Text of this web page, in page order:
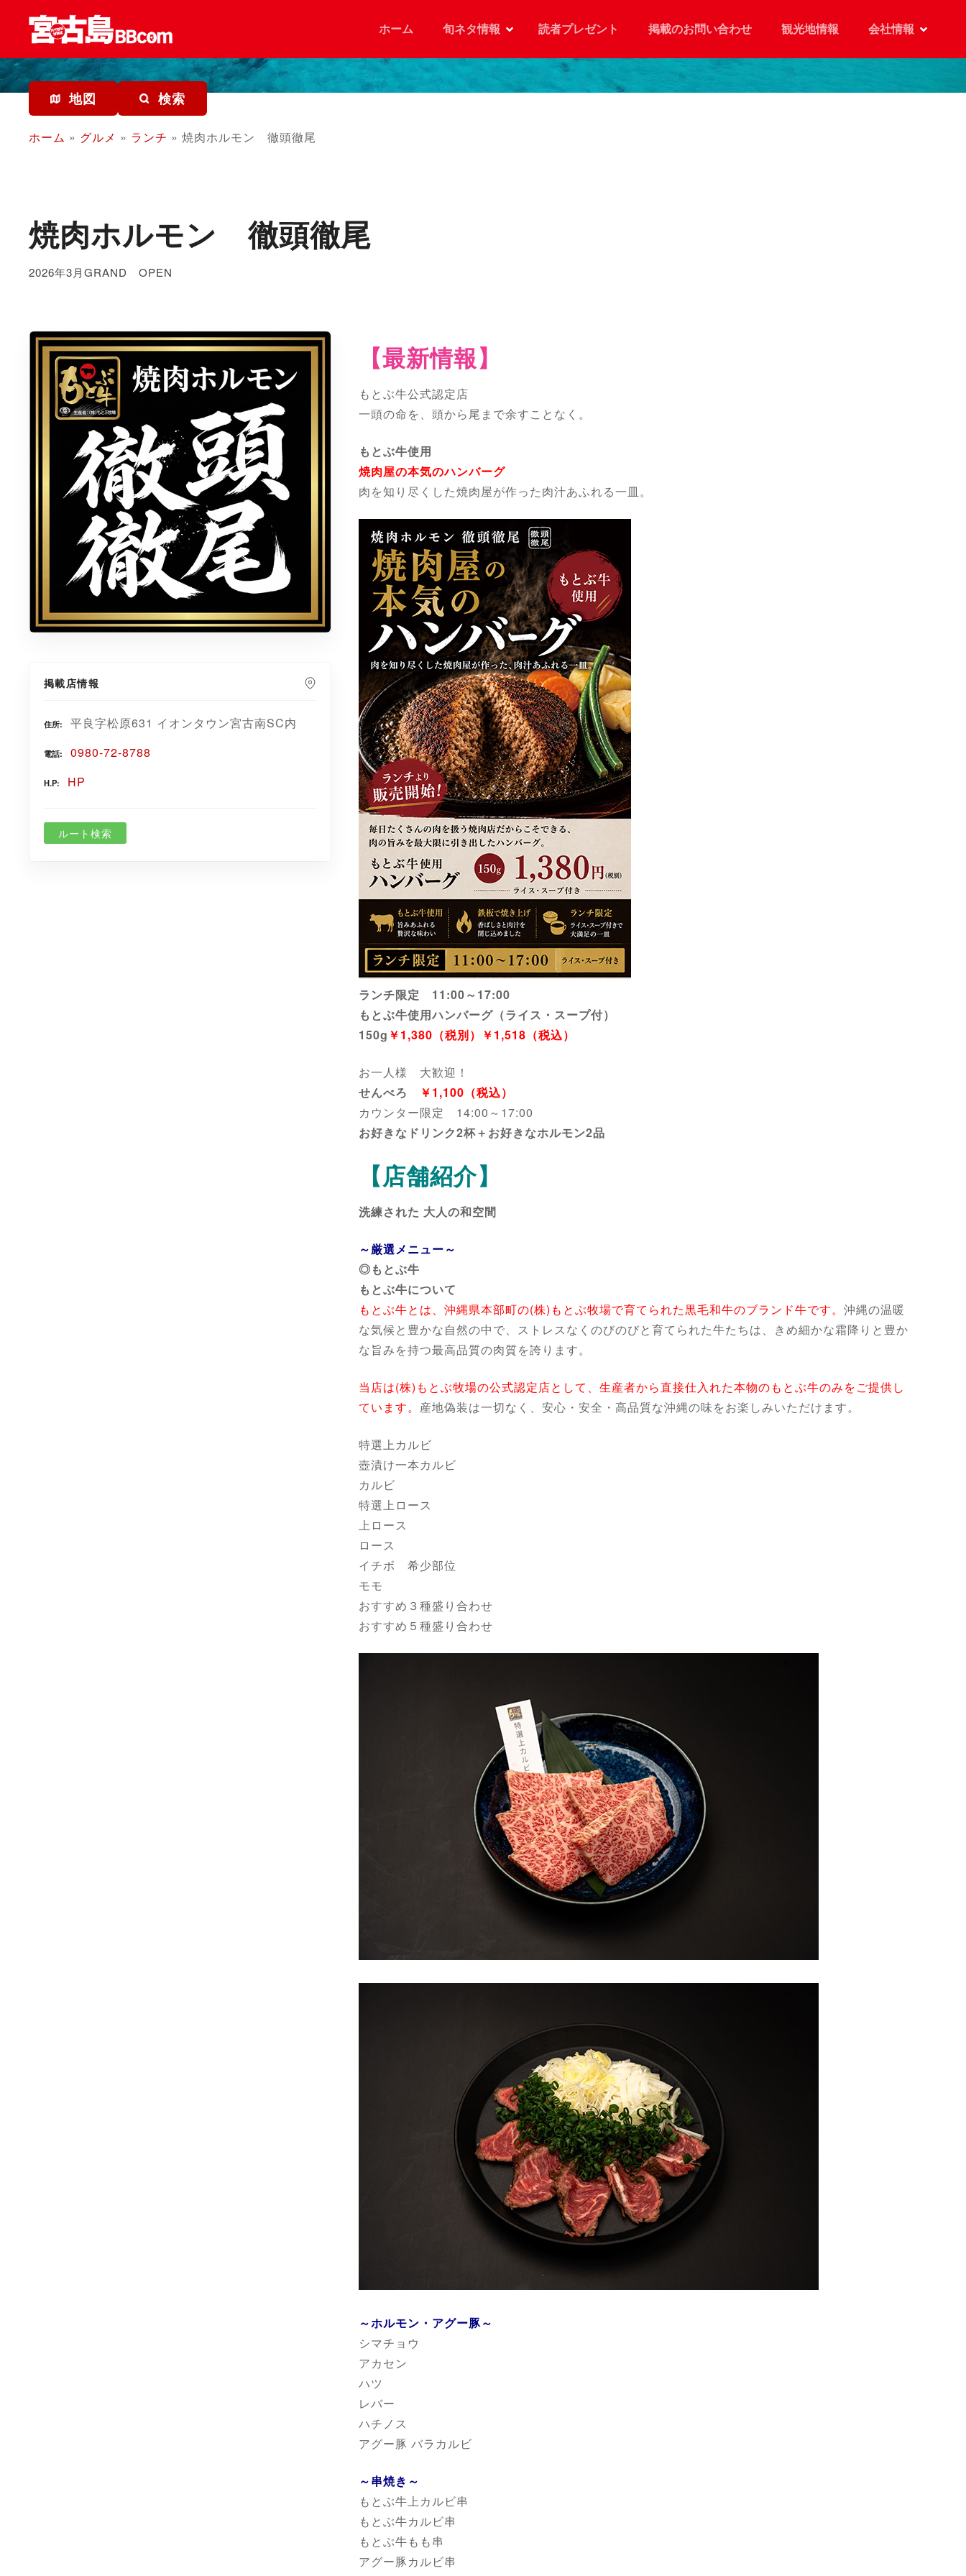
ン
ツ
を
ホーム 旬ネタ情報 読者プレゼント 掲載のお問い合わせ 観光地情報 会社情報
地図 検索
ホーム » グルメ » ランチ » 焼肉ホルモン 徹頭徹尾
焼肉ホルモン 徹頭徹尾
2026年3月GRAND OPEN
掲載店情報
住所 平良字松原631 イオンタウン宮古南SC内
電話 0980-72-8788
H.P HP
ルート検索
【最新情報】
もとぶ牛公式認定店
一頭の命を、頭から尾まで余すことなく。
もとぶ牛使用
焼肉屋の本気のハンバーグ
肉を知り尽くした焼肉屋が作った肉汁あふれる一皿。
ランチ限定 11:00～17:00
もとぶ牛使用ハンバーグ（ライス・スープ付）
150g ￥1,380（税別）￥1,518（税込）
お一人様 大歓迎！
せんべろ
￥1,100（税込）
カウンター限定 14:00～17:00
お好きなドリンク2杯＋お好きなホルモン2品
【店舗紹介】
洗練された 大人の和空間
～厳選メニュー～
◎もとぶ牛
もとぶ牛について
もとぶ牛とは、沖縄県本部町の(株)もとぶ牧場で育てられた黒毛和牛のブランド牛です。 沖縄の温暖
な気候と豊かな自然の中で、ストレスなくのびのびと育てられた牛たちは、きめ細かな霜降りと豊か
な旨みを持つ最高品質の肉質を誇ります。
当店は(株)もとぶ牧場の公式認定店として、生産者から直接仕入れた本物のもとぶ牛のみをご提供し
ています。 産地偽装は一切なく、安心・安全・高品質な沖縄の味をお楽しみいただけます。
特選上カルビ
壺漬け一本カルビ
カルビ
特選上ロース
上ロース
ロース
イチボ 希少部位
モモ
おすすめ３種盛り合わせ
おすすめ５種盛り合わせ
～ホルモン・アグー豚～
シマチョウ
アカセン
ハツ
レバー
ハチノス
アグー豚 バラカルビ
～串焼き～
もとぶ牛上カルビ串
もとぶ牛カルビ串
もとぶ牛もも串
アグー豚カルビ串